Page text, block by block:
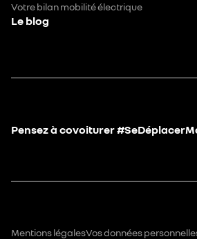
Votre bilan mobilité électrique
Le blog
Pensez à covoiturer
Mentions légalesVos données